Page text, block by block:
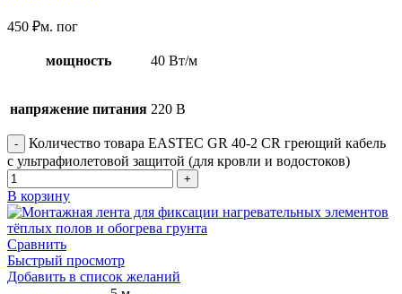
450 ₽м. пог
мощность 40 Вт/м
напряжение питания 220 В
Количество товара EASTEC GR 40-2 CR греющий кабель
с ультрафиолетовой защитой (для кровли и водостоков)
В корзину
Сравнить
Быстрый просмотр
Добавить в список желаний